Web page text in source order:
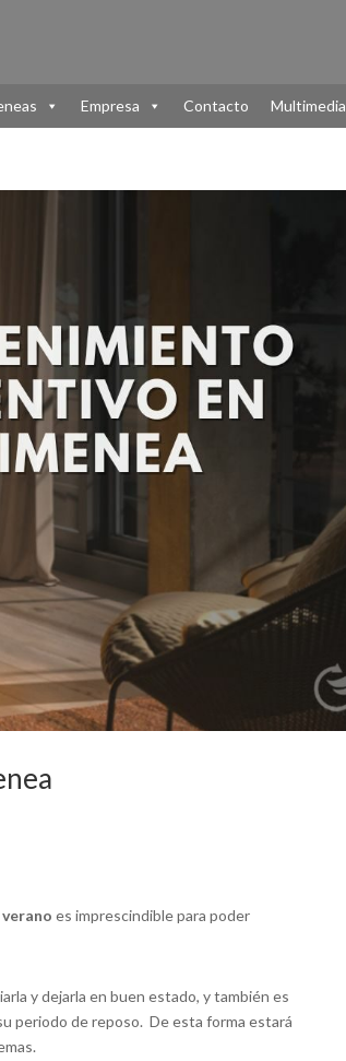
Empresa Contacto Multimedia
es imprescindible para poder
y dejarla en buen estado, y también es
periodo de reposo. De esta forma estará